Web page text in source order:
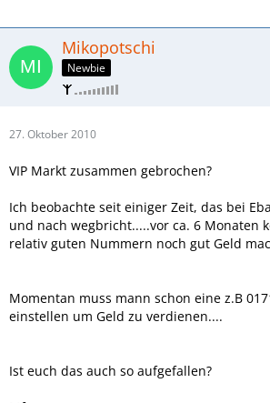
Mikopotschi
Newbie
27. Oktober 2010
VIP Markt zusammen gebrochen?
Ich beobachte seit einiger Zeit, das bei
und nach wegbricht.....vor ca. 6 Monaten
relativ guten Nummern noch gut Geld
Momentan muss mann schon eine z.B
einstellen um Geld zu verdienen....
Ist euch das auch so aufgefallen?